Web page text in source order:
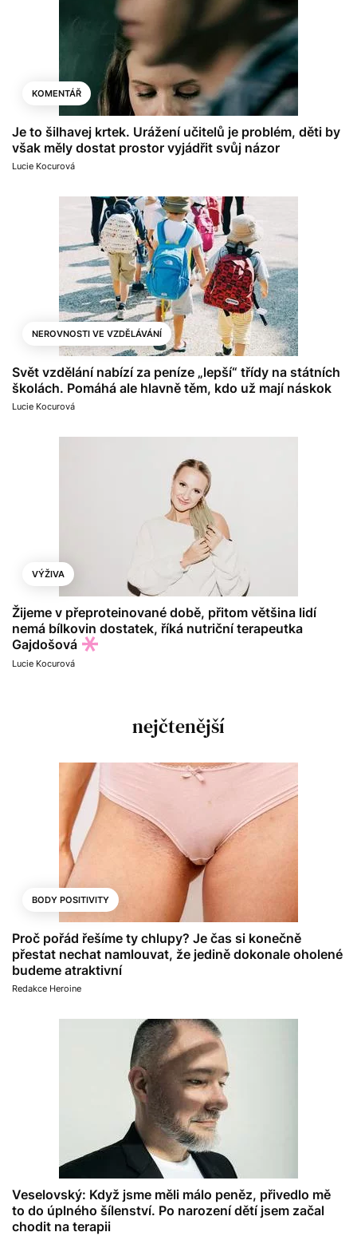
KOMENTÁŘ
Je to šilhavej krtek. Urážení učitelů je problém, děti by
však měly dostat prostor vyjádřit svůj názor
Lucie Kocurová
NEROVNOSTI VE VZDĚLÁVÁNÍ
Svět vzdělání nabízí za peníze „lepší“ třídy na státních
školách. Pomáhá ale hlavně těm, kdo už mají náskok
Lucie Kocurová
VÝŽIVA
Žijeme v přeproteinované době, přitom většina lidí
nemá bílkovin dostatek, říká nutriční terapeutka
Gajdošová
Lucie Kocurová
nejčtenější
BODY POSITIVITY
Proč pořád řešíme ty chlupy? Je čas si konečně
přestat nechat namlouvat, že jedině dokonale oholené
budeme atraktivní
Redakce Heroine
Veselovský: Když jsme měli málo peněz, přivedlo mě
to do úplného šílenství. Po narození dětí jsem začal
chodit na terapii